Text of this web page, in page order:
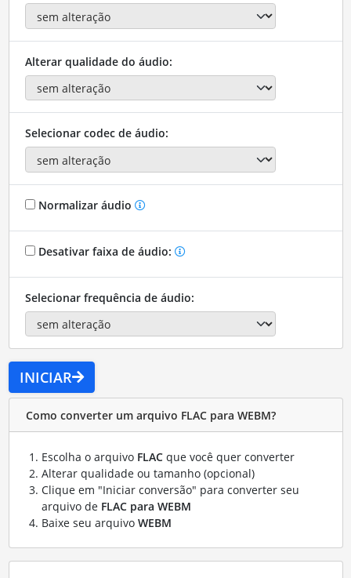
Alterar qualidade do áudio:
Selecionar codec de áudio:
Normalizar áudio
Desativar faixa de áudio:
Selecionar frequência de áudio:
INICIAR
Como converter um arquivo FLAC para WEBM?
Escolha o arquivo FLACque você quer converter
Alterar qualidade ou tamanho (opcional)
Clique em "Iniciar conversão" para converter seu
arquivo de FLAC para WEBM
Baixe seu arquivo WEBM